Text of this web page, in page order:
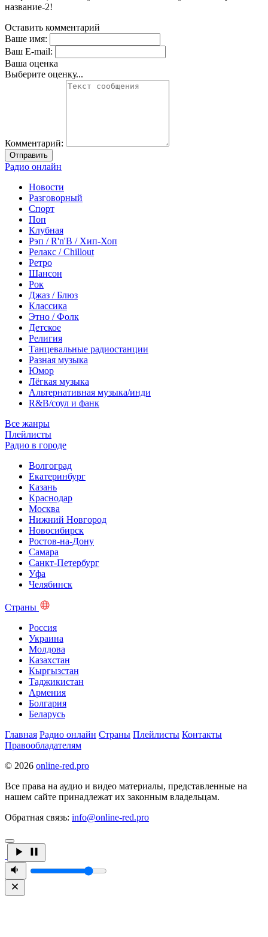
название-2!
Оставить комментарий
Ваше имя:
Ваш E-mail:
Ваша оценка
Выберите оценку...
Комментарий:
Отправить
Радио онлайн
Новости
Разговорный
Спорт
Поп
Клубная
Рэп / R'n'B / Хип-Хоп
Релакс / Chillout
Ретро
Шансон
Рок
Джаз / Блюз
Классика
Этно / Фолк
Детское
Религия
Танцевальные радиостанции
Разная музыка
Юмор
Лёгкая музыка
Альтернативная музыка/инди
R&B/cоул и фанк
Все жанры
Плейлисты
Радио в городе
Волгоград
Екатеринбург
Казань
Краснодар
Москва
Нижний Новгород
Новосибирск
Ростов-на-Дону
Самара
Санкт-Петербург
Уфа
Челябинск
Страны
Россия
Украина
Молдова
Казахстан
Кыргызстан
Таджикистан
Армения
Болгария
Беларусь
Главная Радио онлайн Страны Плейлисты Контакты
Правообладателям
© 2026 online-red.pro
Все права на аудио и видео материалы, представленные на
нашем сайте принадлежат их законным владельцам.
Обратная связь: info@online-red.pro